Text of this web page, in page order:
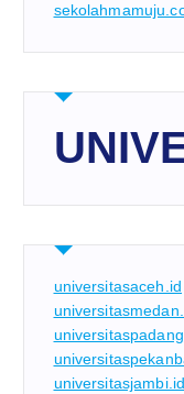
universitasaceh.id
universitasjambi.id